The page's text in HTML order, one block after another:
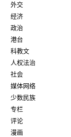
外交
经济
政治
港台
科教文
人权法治
社会
媒体网络
少数民族
专栏
评论
漫画